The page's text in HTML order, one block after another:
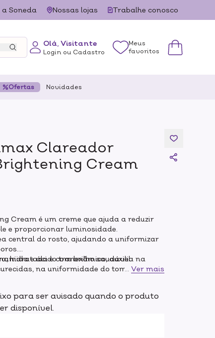
Soneda Nossas lojas Trabalhe conosco
Olá, Visitante
Login ou Cadastro
Meus
favoritos
Ofertas Novidades
Clareador
Cream
Cream é um creme que ajuda a reduzir
e proporcionar luminosidade.
central do rosto, ajudando a uniformizar
hidratada e com brilho saudável.
e ácido tranexâmico, auxilia na
na uniformidade do tom da pele e
Ver mais
para ser avisado quando o produto
disponível.